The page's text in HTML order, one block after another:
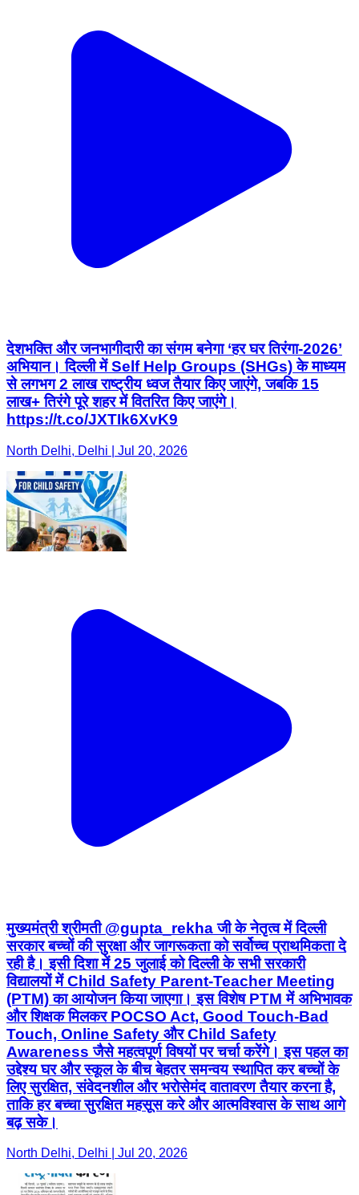
देशभक्ति और जनभागीदारी का संगम बनेगा ‘हर घर तिरंगा-2026’
अभियान। दिल्ली में Self Help Groups (SHGs) के माध्यम
से लगभग 2 लाख राष्ट्रीय ध्वज तैयार किए जाएंगे, जबकि 15
लाख+ तिरंगे पूरे शहर में वितरित किए जाएंगे।
https://t.co/JXTIk6XvK9
North Delhi, Delhi | Jul 20, 2026
मुख्यमंत्री श्रीमती @gupta_rekha जी के नेतृत्व में दिल्ली
सरकार बच्चों की सुरक्षा और जागरूकता को सर्वोच्च प्राथमिकता दे
रही है। इसी दिशा में 25 जुलाई को दिल्ली के सभी सरकारी
विद्यालयों में Child Safety Parent-Teacher Meeting
(PTM) का आयोजन किया जाएगा। इस विशेष PTM में अभिभावक
और शिक्षक मिलकर POCSO Act, Good Touch-Bad
Touch, Online Safety और Child Safety
Awareness जैसे महत्वपूर्ण विषयों पर चर्चा करेंगे। इस पहल का
उद्देश्य घर और स्कूल के बीच बेहतर समन्वय स्थापित कर बच्चों के
लिए सुरक्षित, संवेदनशील और भरोसेमंद वातावरण तैयार करना है,
ताकि हर बच्चा सुरक्षित महसूस करे और आत्मविश्वास के साथ आगे
बढ़ सके।
North Delhi, Delhi | Jul 20, 2026